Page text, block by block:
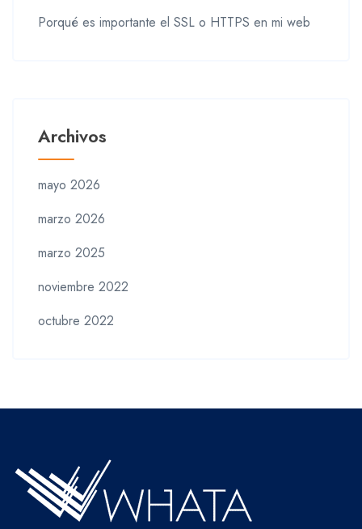
Porqué es importante el SSL o HTTPS en mi web
Archivos
mayo 2026
marzo 2026
marzo 2025
noviembre 2022
octubre 2022